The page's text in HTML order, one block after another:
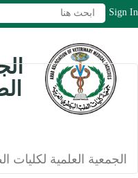
Sign In
الجمعية العلمية لكليات